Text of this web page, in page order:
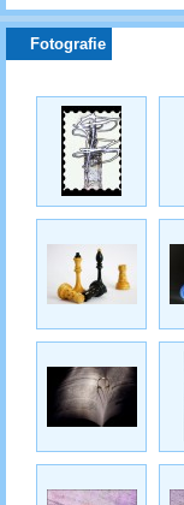
Fotografie